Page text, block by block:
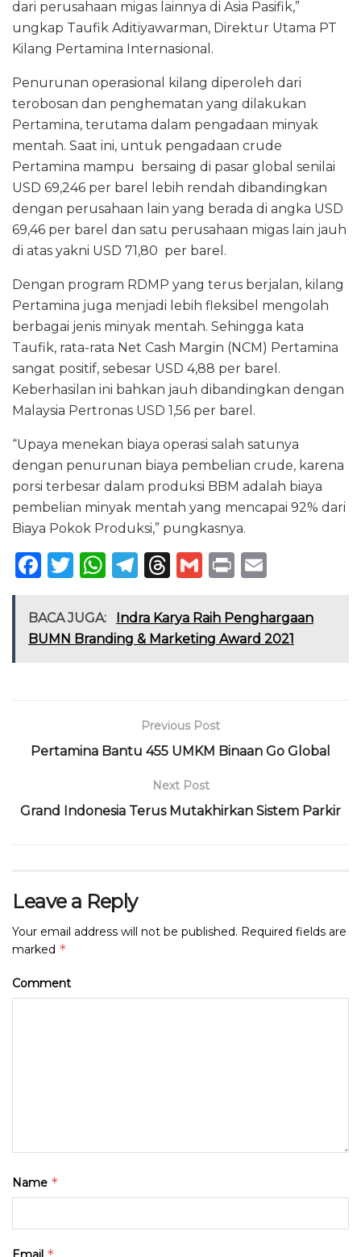
dari perusahaan migas lainnya di Asia Pasifik,”
ungkap Taufik Aditiyawarman, Direktur Utama PT
Kilang Pertamina Internasional.
Penurunan operasional kilang diperoleh dari
terobosan dan penghematan yang dilakukan
Pertamina, terutama dalam pengadaan minyak
mentah. Saat ini, untuk pengadaan crude
Pertamina mampu bersaing di pasar global senilai
USD 69,246 per barel lebih rendah dibandingkan
dengan perusahaan lain yang berada di angka USD
69,46 per barel dan satu perusahaan migas lain jauh
di atas yakni USD 71,80 per barel.
Dengan program RDMP yang terus berjalan, kilang
Pertamina juga menjadi lebih fleksibel mengolah
berbagai jenis minyak mentah. Sehingga kata
Taufik, rata-rata Net Cash Margin (NCM) Pertamina
sangat positif, sebesar USD 4,88 per barel.
Keberhasilan ini bahkan jauh dibandingkan dengan
Malaysia Pertronas USD 1,56 per barel.
“Upaya menekan biaya operasi salah satunya
dengan penurunan biaya pembelian crude, karena
porsi terbesar dalam produksi BBM adalah biaya
pembelian minyak mentah yang mencapai 92% dari
Biaya Pokok Produksi,” pungkasnya.
F
c
e
k
T
it
te
W
a
ts
T
e
g
T
re
a
G
ai
l
P
n
t
ai
l
BACA JUGA:
Indra Karya Raih Penghargaan
BUMN Branding & Marketing Award 2021
Previous Post
Pertamina Bantu 455 UMKM Binaan Go Global
Next Post
Grand Indonesia Terus Mutakhirkan Sistem Parkir
Leave a Reply
Your email address will not be published. Required fields are
marked *
Comment
Name *